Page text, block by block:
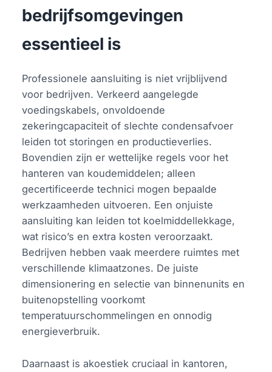
bedrijfsomgevingen
essentieel is
Professionele aansluiting is niet vrijblijvend
voor bedrijven. Verkeerd aangelegde
voedingskabels, onvoldoende
zekeringcapaciteit of slechte condensafvoer
leiden tot storingen en productieverlies.
Bovendien zijn er wettelijke regels voor het
hanteren van koudemiddelen; alleen
gecertificeerde technici mogen bepaalde
werkzaamheden uitvoeren. Een onjuiste
aansluiting kan leiden tot koelmiddellekkage,
wat risico’s en extra kosten veroorzaakt.
Bedrijven hebben vaak meerdere ruimtes met
verschillende klimaatzones. De juiste
dimensionering en selectie van binnenunits en
buitenopstelling voorkomt
temperatuurschommelingen en onnodig
energieverbruik.
Daarnaast is akoestiek cruciaal in kantoren,